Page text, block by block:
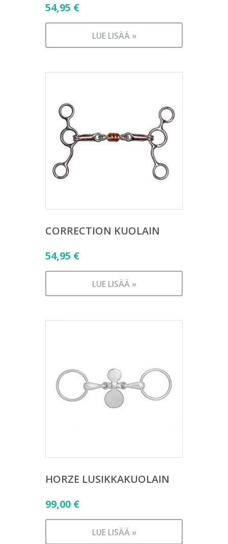
54,95 €
LUE LISÄÄ »
CORRECTION KUOLAIN
54,95 €
LUE LISÄÄ »
HORZE LUSIKKAKUOLAIN
99,00 €
LUE LISÄÄ »